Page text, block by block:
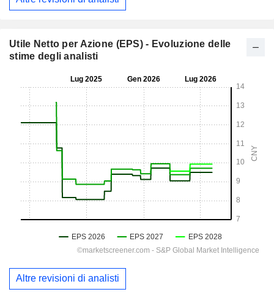
Utile Netto per Azione (EPS) - Evoluzione delle
stime degli analisti
Altre revisioni di analisti